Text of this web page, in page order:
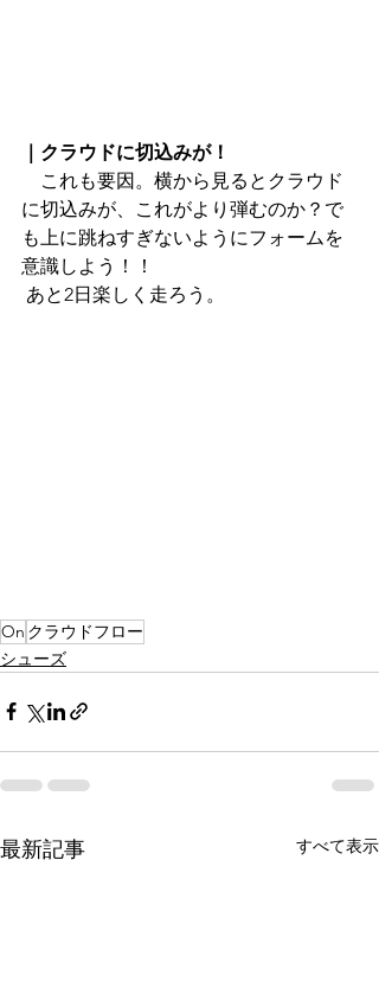
｜クラウドに切込みが！
これも要因。横から見るとクラウド
に切込みが、これがより弾むのか？で
も上に跳ねすぎないようにフォームを
意識しよう！！
あと2日楽しく走ろう。
On クラウドフロー
シューズ
最新記事 すべて表示